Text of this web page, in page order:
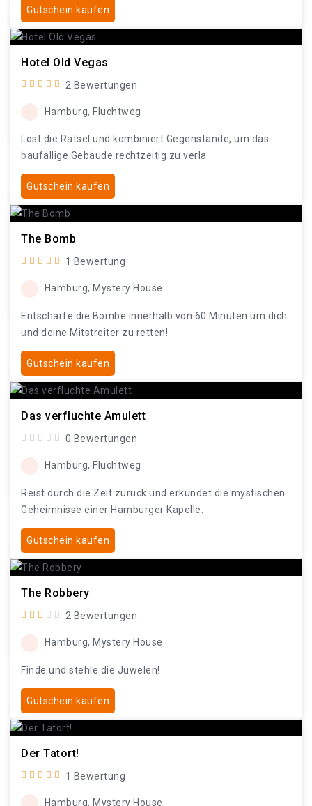
Gutschein kaufen
Hotel Old Vegas
2 Bewertungen
Hamburg, Fluchtweg
Löst die Rätsel und kombiniert Gegenstände, um das
baufällige Gebäude rechtzeitig zu verla
Gutschein kaufen
The Bomb
1 Bewertung
Hamburg, Mystery House
Entschärfe die Bombe innerhalb von 60 Minuten um dich
und deine Mitstreiter zu retten!
Gutschein kaufen
Das verfluchte Amulett
0 Bewertungen
Hamburg, Fluchtweg
Reist durch die Zeit zurück und erkundet die mystischen
Geheimnisse einer Hamburger Kapelle.
Gutschein kaufen
The Robbery
2 Bewertungen
Hamburg, Mystery House
Finde und stehle die Juwelen!
Gutschein kaufen
Der Tatort!
1 Bewertung
Hamburg, Mystery House